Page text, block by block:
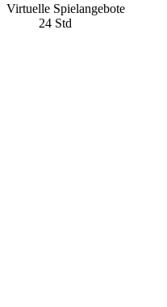
Virtuelle Spielangebote
24 Std